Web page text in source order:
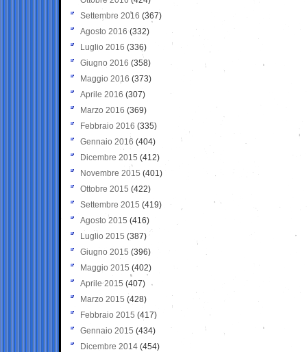
Settembre 2016 (367)
Agosto 2016 (332)
Luglio 2016 (336)
Giugno 2016 (358)
Maggio 2016 (373)
Aprile 2016 (307)
Marzo 2016 (369)
Febbraio 2016 (335)
Gennaio 2016 (404)
Dicembre 2015 (412)
Novembre 2015 (401)
Ottobre 2015 (422)
Settembre 2015 (419)
Agosto 2015 (416)
Luglio 2015 (387)
Giugno 2015 (396)
Maggio 2015 (402)
Aprile 2015 (407)
Marzo 2015 (428)
Febbraio 2015 (417)
Gennaio 2015 (434)
Dicembre 2014 (454)